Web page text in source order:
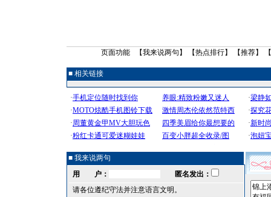
页面功能 【我来说两句 】 【热点排行】 【推荐】
■ 相关链接
■ 我来说两句
用 户：
匿名发出：
请各位遵纪守法并注意语言文明。